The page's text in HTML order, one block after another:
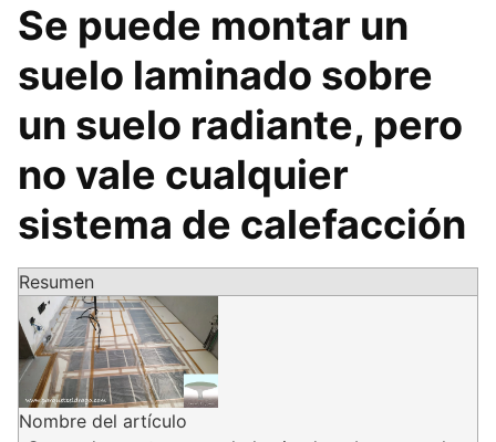
Se puede montar un
suelo laminado sobre
un suelo radiante, pero
no vale cualquier
sistema de calefacción
Resumen
Nombre del artículo